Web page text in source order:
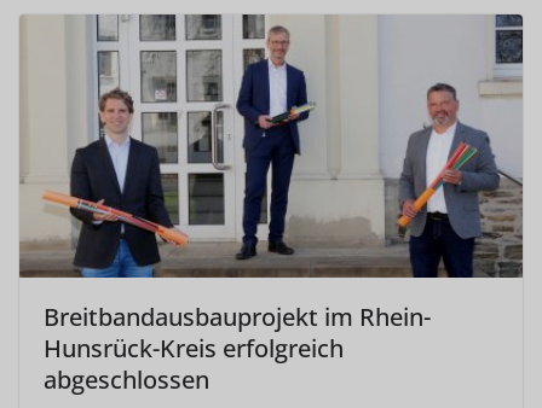
Breitbandausbauprojekt im Rhein-
Hunsrück-Kreis erfolgreich
abgeschlossen